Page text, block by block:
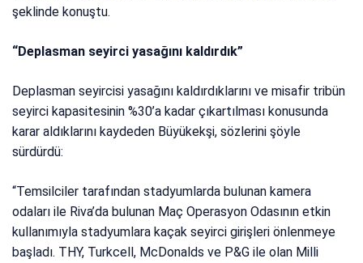
şeklinde konuştu.
“Deplasman seyirci yasağını kaldırdık”
Deplasman seyircisi yasağını kaldırdıklarını ve misafir tribün
seyirci kapasitesinin %30’a kadar çıkartılması konusunda
karar aldıklarını kaydeden Büyükekşi, sözlerini şöyle
sürdürdü:
“Temsilciler tarafından stadyumlarda bulunan kamera
odaları ile Riva’da bulunan Maç Operasyon Odasının etkin
kullanımıyla stadyumlara kaçak seyirci girişleri önlenmeye
başladı. THY, Turkcell, McDonalds ve P&G ile olan Milli